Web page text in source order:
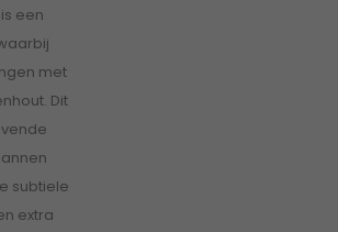
een
met
Dit
subtiele
extra